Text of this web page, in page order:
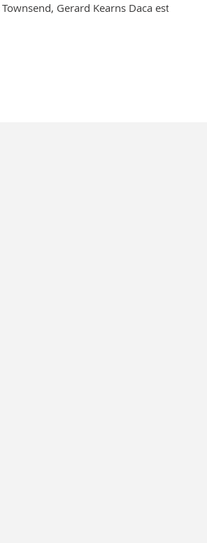
Townsend, Gerard Kearns Daca esti